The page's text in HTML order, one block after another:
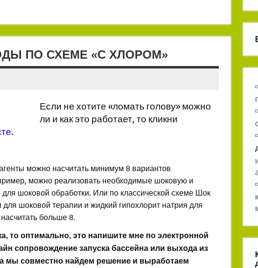
ПО СХЕМЕ «С ХЛОРОМ»
Если не хотите «ломать голову» можно
ли и как это работает, то кликни
.
можно насчитать минимум 8 вариантов
можно реализовать необходимые шоковую и
для шоковой обработки. Или по классической схеме Шок
шоковой терапии и жидкий гипохлорит натрия для
больше 8.
то оптимально, это напишите мне по электронной
сопровождение запуска бассейна или выхода из
мы совместно найдем решение и выработаем